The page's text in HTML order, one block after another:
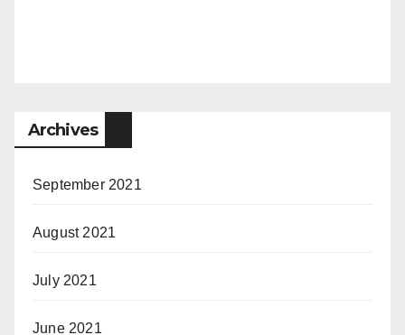
Archives
September 2021
August 2021
July 2021
June 2021